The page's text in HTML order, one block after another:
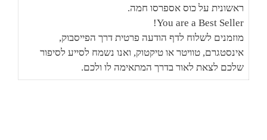
ראשונית על כוס אספרסו חמה.
You are a Best Seller!
מוזמנים לשלוח לדף הודעה פרטית דרך הפייסבוק,
אינסטגרם, טוויטר או טיקטוק, ואנו נשמח לסייע לסיפור
שלכם לצאת לאור בדרך המתאימה לו ולכם.